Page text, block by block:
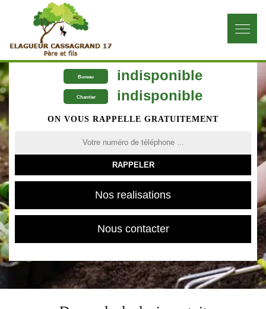
Bureau indisponible
Chantier indisponible
ON VOUS RAPPELLE GRATUITEMENT
Nos realisations
Nous contacter